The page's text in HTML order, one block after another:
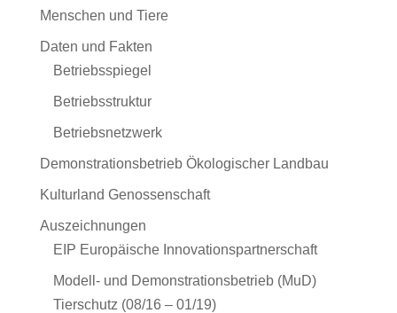
Menschen und Tiere
Daten und Fakten
Betriebsspiegel
Betriebsstruktur
Betriebsnetzwerk
Demonstrationsbetrieb Ökologischer Landbau
Kulturland Genossenschaft
Auszeichnungen
EIP Europäische Innovationspartnerschaft
Modell- und Demonstrationsbetrieb (MuD)
Tierschutz (08/16 – 01/19)